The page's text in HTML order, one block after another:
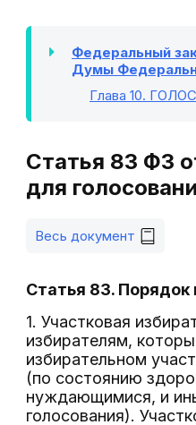
Федеральный
Думы
Глава 10.
Статья 83 ФЗ
для
Весь документ
Статья 83. Порядок
1. Участковая
избирателям,
избирательном
(по состоянию
нуждающимися, и
голосования).